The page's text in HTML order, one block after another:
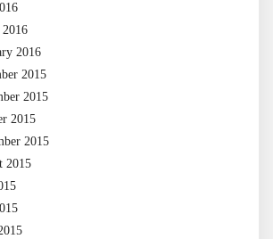
2016
2015
2015
2015
2015
2015